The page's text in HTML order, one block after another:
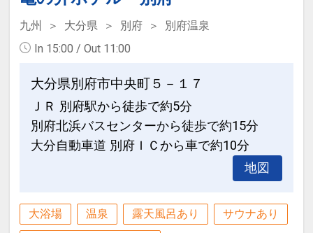
九州 大分県 別府
別府温泉
In 15:00 / Out 11:00
大分県別府市中央町５－１７
ＪＲ 別府駅から徒歩で約5分
別府北浜バスセンターから徒歩で約15分
大分自動車道 別府ＩＣから車で約10分
地図
大浴場 温泉 露天風呂あり サウナあり